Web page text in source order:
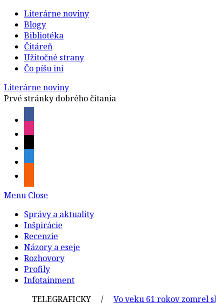
Literárne noviny
Blogy
Bibliotéka
Čitáreň
Užitočné strany
Čo píšu iní
Literárne noviny
Prvé stránky dobrého čítania
Menu Close
Správy a aktuality
Inšpirácie
Recenzie
Názory a eseje
Rozhovory
Profily
Infotainment
TELEGRAFICKY / Vo veku 61 rokov zomrel